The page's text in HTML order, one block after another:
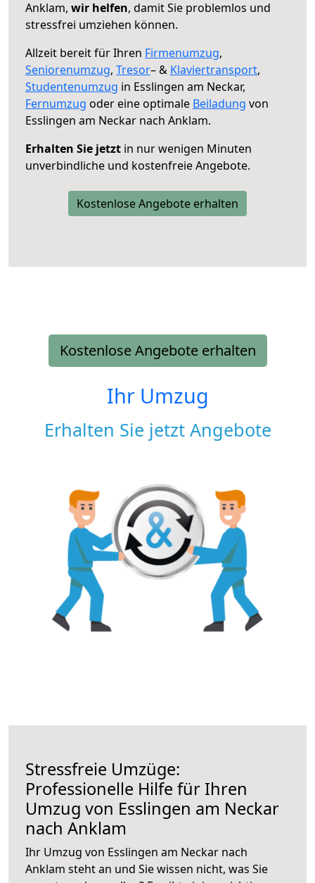
Anklam, wir helfen, damit Sie problemlos und
stressfrei umziehen können.
Allzeit bereit für Ihren Firmenumzug,
Seniorenumzug, Tresor– & Klaviertransport,
Studentenumzug in Esslingen am Neckar,
Fernumzug oder eine optimale Beiladung von
Esslingen am Neckar nach Anklam.
Erhalten Sie jetzt in nur wenigen Minuten
unverbindliche und kostenfreie Angebote.
Kostenlose Angebote erhalten
Kostenlose Angebote erhalten
Ihr Umzug
Erhalten Sie jetzt Angebote
Stressfreie Umzüge:
Professionelle Hilfe für Ihren
Umzug von Esslingen am Neckar
nach Anklam
Ihr Umzug von Esslingen am Neckar nach
Anklam steht an und Sie wissen nicht, was Sie